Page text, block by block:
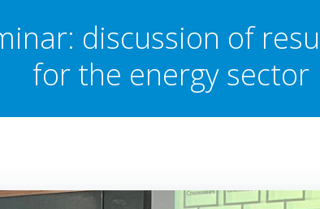
discussion of
for the energy sector